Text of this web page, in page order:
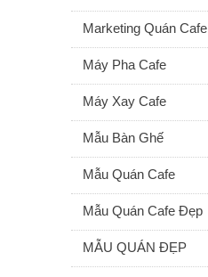
Marketing Quán Cafe
Máy Pha Cafe
Máy Xay Cafe
Mẫu Bàn Ghế
Mẫu Quán Cafe
Mẫu Quán Cafe Đẹp
MẪU QUÁN ĐẸP